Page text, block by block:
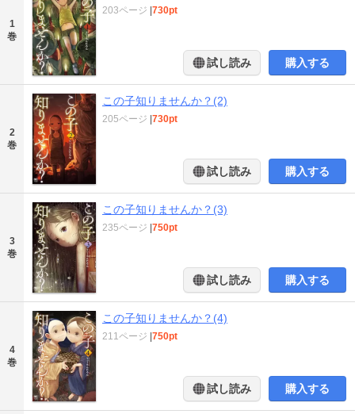
1
巻
203ページ 730pt
試し読み 購入する
2
巻
この子知りませんか？(2)
205ページ 730pt
試し読み 購入する
3
巻
この子知りませんか？(3)
235ページ 750pt
試し読み 購入する
4
巻
この子知りませんか？(4)
211ページ 750pt
試し読み 購入する